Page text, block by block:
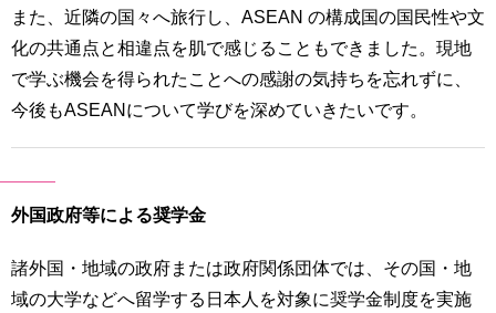
また、近隣の国々へ旅行し、ASEAN の構成国の国民性や文
化の共通点と相違点を肌で感じることもできました。現地
で学ぶ機会を得られたことへの感謝の気持ちを忘れずに、
今後もASEANについて学びを深めていきたいです。
外国政府等による奨学金
諸外国・地域の政府または政府関係団体では、その国・地
域の大学などへ留学する日本人を対象に奨学金制度を実施